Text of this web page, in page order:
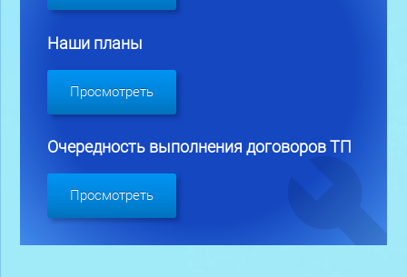
Наши планы
Просмотреть
Очередность выполнения договоров ТП
Просмотреть